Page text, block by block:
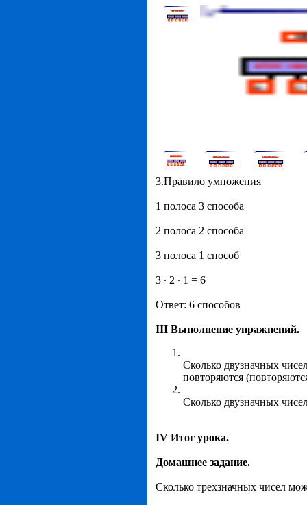
3.Правило умножения
1 полоса 3 способа
2 полоса 2 способа
3 полоса 1 способ
3 ∙ 2 ∙ 1 = 6
Ответ: 6 способов
III Выполнение упражнений.
Сколько двузначных
повторяются
Сколько двузначных
IV Итог урока.
Домашнее задание.
Сколько трехзначных чисел